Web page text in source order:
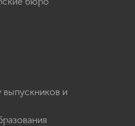
выпускников и